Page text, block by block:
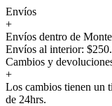
Envíos
+
Envíos dentro de
Envíos al interior: $250.
Cambios y
+
Los cambios tienen un
de 24hrs.